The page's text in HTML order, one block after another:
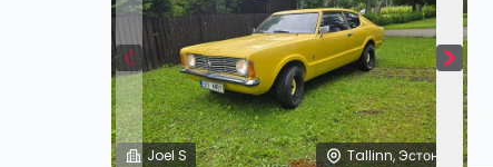
Joel S Tallinn, Эстония